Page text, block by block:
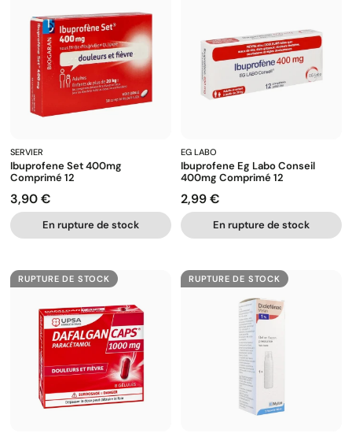
SERVIER
Ibuprofene Set 400mg
Comprimé 12
Prix
3,90 €
En rupture de stock
EG LABO
Ibuprofene Eg Labo Conseil
400mg Comprimé 12
Prix
2,99 €
En rupture de stock
RUPTURE DE STOCK RUPTURE DE STOCK